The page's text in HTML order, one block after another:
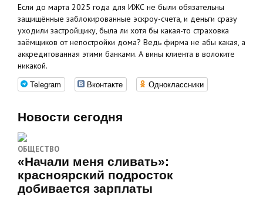
Если до марта 2025 года для ИЖС не были обязательны
защищённые заблокированные эскроу-счета, и деньги сразу
уходили застройщику, была ли хотя бы какая-то страховка
заёмщиков от непостройки дома? Ведь фирма не абы какая, а
аккредитованная этими банками. А вины клиента в волоките
никакой.
Telegram Вконтакте Одноклассники
Новости сегодня
ОБЩЕСТВО
«Начали меня сливать»:
красноярский подросток
добивается зарплаты